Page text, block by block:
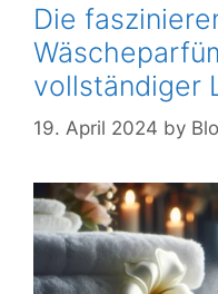
Die
vollständiger
19. April 2024 by